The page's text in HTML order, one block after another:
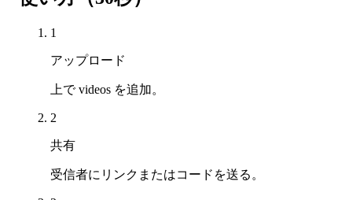
1
アップロード
上で videos を追加。
2
共有
受信者にリンクまたはコードを送る。